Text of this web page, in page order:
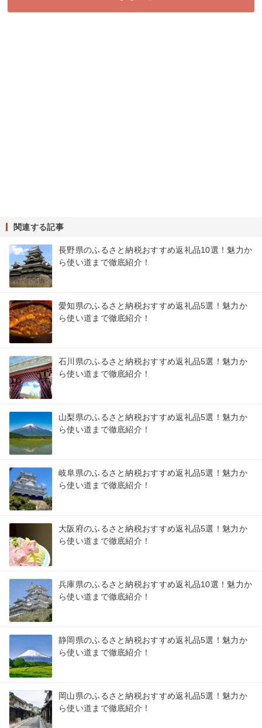
関連する記事
長野県のふるさと納税おすすめ返礼品10選！魅力か
ら使い道まで徹底紹介！
愛知県のふるさと納税おすすめ返礼品5選！魅力か
ら使い道まで徹底紹介！
石川県のふるさと納税おすすめ返礼品5選！魅力か
ら使い道まで徹底紹介！
山梨県のふるさと納税おすすめ返礼品5選！魅力か
ら使い道まで徹底紹介！
岐阜県のふるさと納税おすすめ返礼品5選！魅力か
ら使い道まで徹底紹介！
大阪府のふるさと納税おすすめ返礼品5選！魅力か
ら使い道まで徹底紹介！
兵庫県のふるさと納税おすすめ返礼品10選！魅力か
ら使い道まで徹底紹介！
静岡県のふるさと納税おすすめ返礼品5選！魅力か
ら使い道まで徹底紹介！
岡山県のふるさと納税おすすめ返礼品5選！魅力か
ら使い道まで徹底紹介！